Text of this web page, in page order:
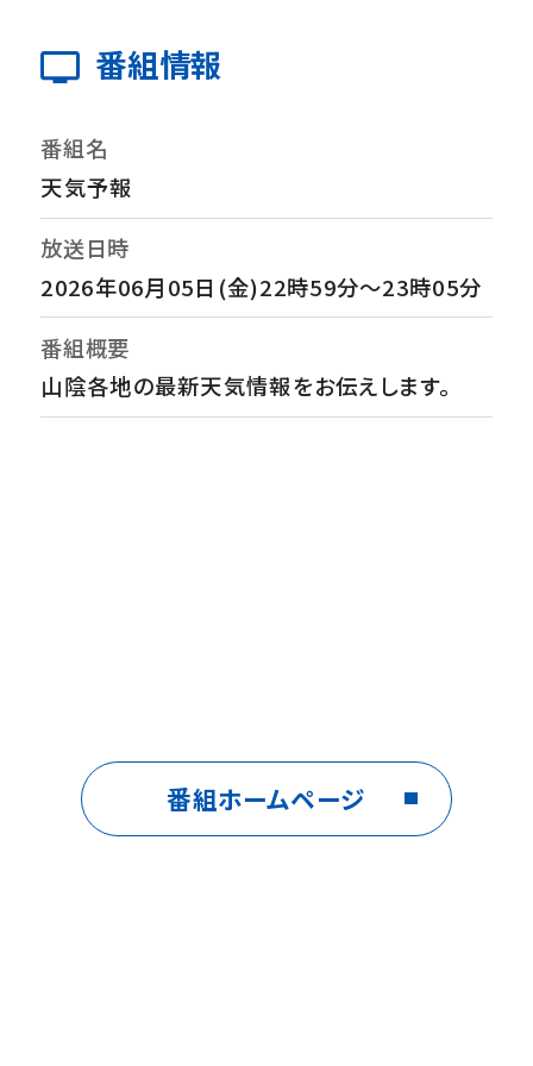
番組情報
番組名
天気予報
放送日時
2026年06月05日(金)22時59分～23時05分
番組概要
山陰各地の最新天気情報をお伝えします。
番組ホームページ